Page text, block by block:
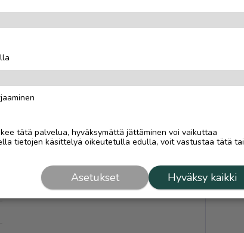
tätä palvelua, hyväksymättä jättäminen voi vaikuttaa
tietojen käsittelyä oikeutetulla edulla, voit vastustaa tätä tai
Hyväksy kaikki
Asetukset